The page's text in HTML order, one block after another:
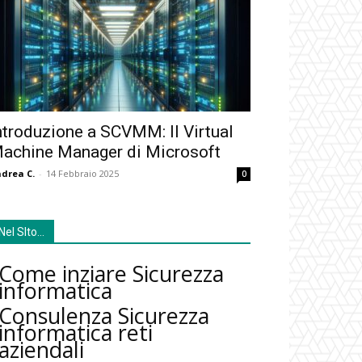
a SCVMM: Il Virtual
Manager di Microsoft
C. - 14 Febbraio 2025 0
Nel SIto…
Come inziare Sicurezza
informatica
Consulenza Sicurezza
informatica reti
aziendali